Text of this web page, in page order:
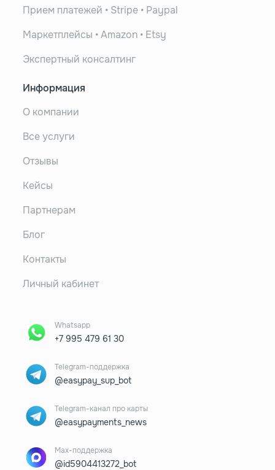
Прием платежей • Stripe • Paypal
Маркетплейсы • Amazon • Etsy
Экспертный консалтинг
Информация
О компании
Все услуги
Отзывы
Кейсы
Партнерам
Блог
Контакты
Личный кабинет
Whatsapp
+7 995 479 61 30
Telegram-поддержка
@easypay_sup_bot
Telegram-канал про карты
@easypayments_news
Max-поддержка
@id5904413272_bot